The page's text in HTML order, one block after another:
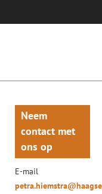
Neem
contact met
ons op
E-mail